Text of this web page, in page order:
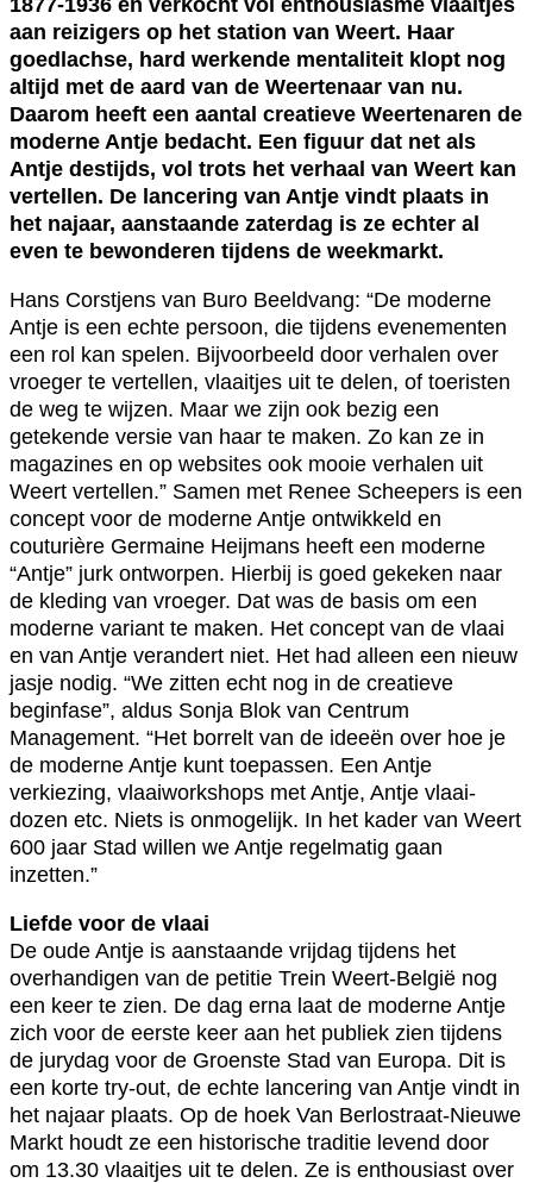
aan reizigers op het station van Weert. Haar
goedlachse, hard werkende mentaliteit klopt nog
altijd met de aard van de Weertenaar van nu.
Daarom heeft een aantal creatieve Weertenaren de
moderne Antje bedacht. Een figuur dat net als
Antje destijds, vol trots het verhaal van Weert kan
vertellen. De lancering van Antje vindt plaats in
het najaar, aanstaande zaterdag is ze echter al
even te bewonderen tijdens de weekmarkt.
Hans Corstjens van Buro Beeldvang: “De moderne
Antje is een echte persoon, die tijdens evenementen
een rol kan spelen. Bijvoorbeeld door verhalen over
vroeger te vertellen, vlaaitjes uit te delen, of toeristen
de weg te wijzen. Maar we zijn ook bezig een
getekende versie van haar te maken. Zo kan ze in
magazines en op websites ook mooie verhalen uit
Weert vertellen.” Samen met Renee Scheepers is een
concept voor de moderne Antje ontwikkeld en
couturière Germaine Heijmans heeft een moderne
“Antje” jurk ontworpen. Hierbij is goed gekeken naar
de kleding van vroeger. Dat was de basis om een
moderne variant te maken. Het concept van de vlaai
en van Antje verandert niet. Het had alleen een nieuw
jasje nodig. “We zitten echt nog in de creatieve
beginfase”, aldus Sonja Blok van Centrum
Management. “Het borrelt van de ideeën over hoe je
de moderne Antje kunt toepassen. Een Antje
verkiezing, vlaaiworkshops met Antje, Antje vlaai-
dozen etc. Niets is onmogelijk. In het kader van Weert
600 jaar Stad willen we Antje regelmatig gaan
inzetten.”
Liefde voor de vlaai
De oude Antje is aanstaande vrijdag tijdens het
overhandigen van de petitie Trein Weert-België nog
een keer te zien. De dag erna laat de moderne Antje
zich voor de eerste keer aan het publiek zien tijdens
de jurydag voor de Groenste Stad van Europa. Dit is
een korte try-out, de echte lancering van Antje vindt in
het najaar plaats. Op de hoek Van Berlostraat-Nieuwe
Markt houdt ze een historische traditie levend door
om 13.30 vlaaitjes uit te delen. Ze is enthousiast over